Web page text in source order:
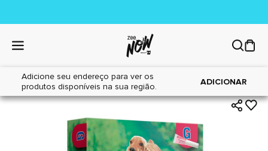
Adicione seu endereço para ver os
produtos disponíveis na sua região.
ADICIONAR
Home|Cães|Farmácia